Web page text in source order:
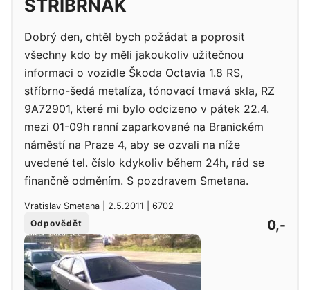
STŘÍBRŇÁK
Dobrý den, chtěl bych požádat a poprosit
všechny kdo by měli jakoukoliv užitečnou
informaci o vozidle Škoda Octavia 1.8 RS,
stříbrno-šedá metalíza, tónovací tmavá skla, RZ
9A72901, které mi bylo odcizeno v pátek 22.4.
mezi 01-09h ranní zaparkované na Branickém
náměstí na Praze 4, aby se ozvali na níže
uvedené tel. číslo kdykoliv během 24h, rád se
finančně odměním. S pozdravem Smetana.
Vratislav Smetana | 2.5.2011 | 6702
Odpovědět
0,-